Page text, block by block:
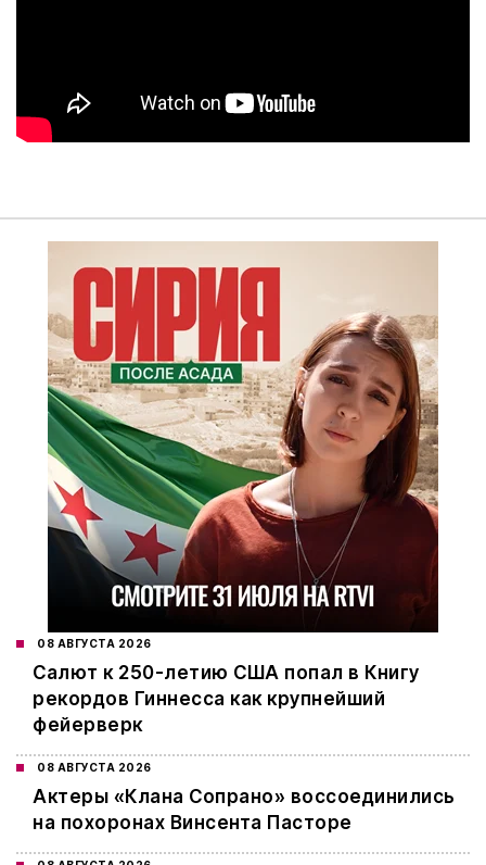
08 АВГУСТА 2026
Салют к 250-летию США попал в Книгу
рекордов Гиннесса как крупнейший
фейерверк
08 АВГУСТА 2026
Актеры «Клана Сопрано» воссоединились
на похоронах Винсента Пасторе